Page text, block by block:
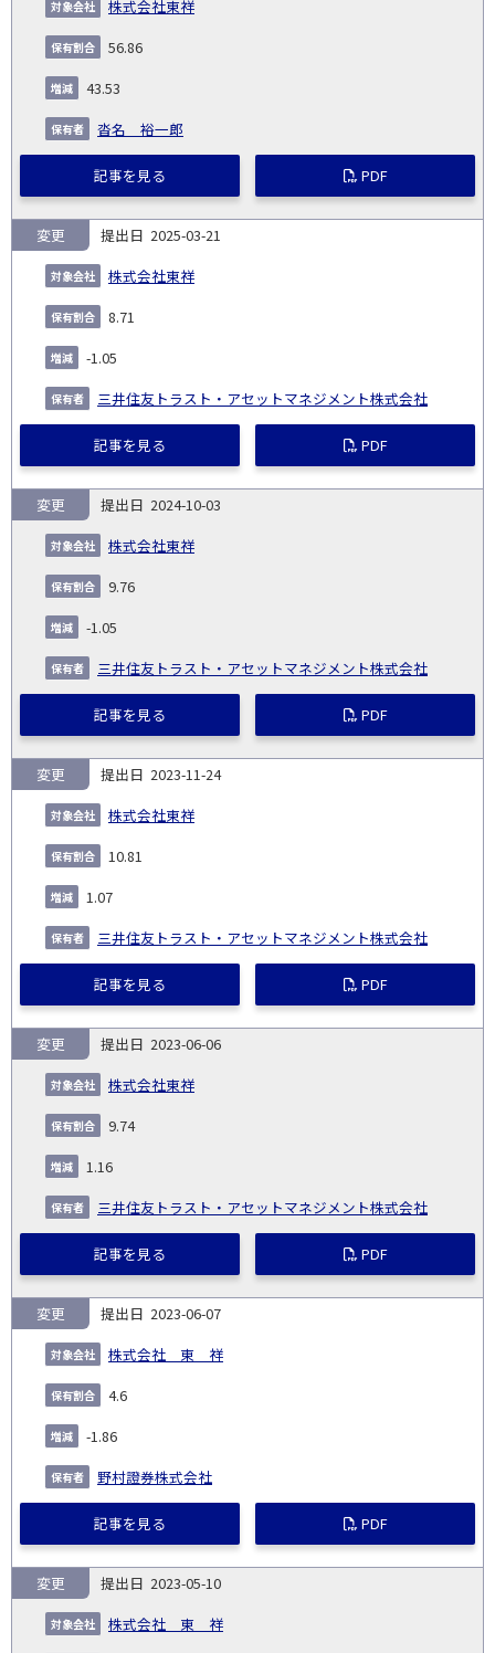
株式会社東祥
56.86
43.53
沓名 裕一郎
記事を見る PDF
2025-03-21
株式会社東祥
変更
8.71
-1.05
三井住友トラスト・アセットマネジメント株式会社
記事を見る PDF
2024-10-03
株式会社東祥
変更
9.76
-1.05
三井住友トラスト・アセットマネジメント株式会社
記事を見る PDF
2023-11-24
株式会社東祥
変更
10.81
1.07
三井住友トラスト・アセットマネジメント株式会社
記事を見る PDF
2023-06-06
株式会社東祥
変更
9.74
1.16
三井住友トラスト・アセットマネジメント株式会社
記事を見る PDF
2023-06-07
株式会社 東 祥
変更
4.6
-1.86
野村證券株式会社
記事を見る PDF
2023-05-10
株式会社 東 祥
変更